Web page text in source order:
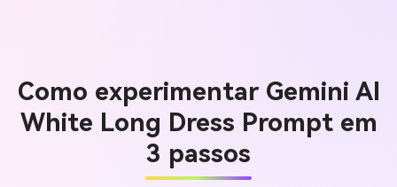
Como experimentar Gemini AI
White Long Dress Prompt em
3 passos